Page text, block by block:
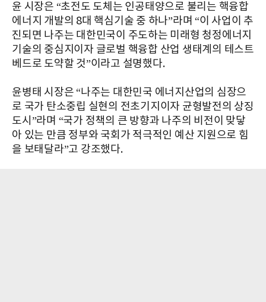
윤 시장은 “초전도 도체는 인공태양으로 불리는 핵융합
에너지 개발의 8대 핵심기술 중 하나”라며 “이 사업이 추
진되면 나주는 대한민국이 주도하는 미래형 청정에너지
기술의 중심지이자 글로벌 핵융합 산업 생태계의 테스트
베드로 도약할 것”이라고 설명했다.
윤병태 시장은 “나주는 대한민국 에너지산업의 심장으
로 국가 탄소중립 실현의 전초기지이자 균형발전의 상징
도시”라며 “국가 정책의 큰 방향과 나주의 비전이 맞닿
아 있는 만큼 정부와 국회가 적극적인 예산 지원으로 힘
을 보태달라”고 강조했다.